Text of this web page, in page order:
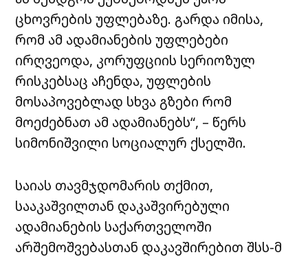
ცხოვრების უფლებაზე. გარდა იმისა,
რომ ამ ადამიანების უფლებები
ირღვეოდა, კორუფციის სერიოზულ
რისკებსაც აჩენდა, უფლების
მოსაპოვებლად სხვა გზები რომ
მოეძებნათ ამ ადამიანებს“, – წერს
სიმონიშვილი სოციალურ ქსელში.
საიას თავმჯდომარის თქმით,
სააკაშვილთან დაკაშვირებული
ადამიანების საქართველოში
არშემოშვებასთან დაკავშირებით შსს-მ